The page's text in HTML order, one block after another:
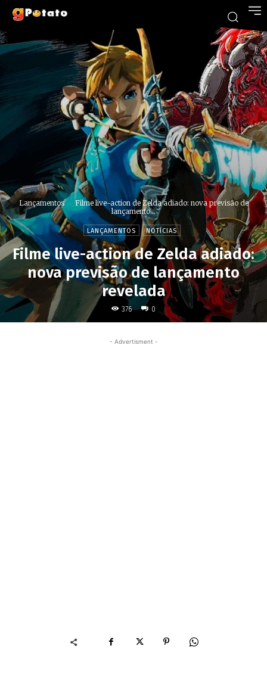
Lançamentos
Filme live-action de Zelda adiado: nova previsão de
lançamento...
LANÇAMENTOS NOTÍCIAS
Filme live-action de Zelda adiado:
nova previsão de lançamento
revelada
376 0
- Advertisment -